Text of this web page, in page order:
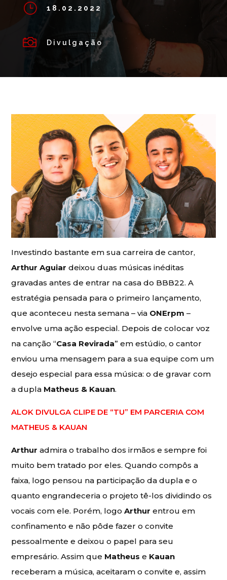
} 18.02.2022
 Divulgação
Investindo bastante em sua carreira de cantor,
Arthur Aguiar deixou duas músicas inéditas
gravadas antes de entrar na casa do BBB22. A
estratégia pensada para o primeiro lançamento,
que aconteceu nesta semana – via ONErpm –
envolve uma ação especial. Depois de colocar voz
na canção “Casa Revirada” em estúdio, o cantor
enviou uma mensagem para a sua equipe com um
desejo especial para essa música: o de gravar com
a dupla Matheus & Kauan.
ALOK DIVULGA CLIPE DE “TU” EM PARCERIA COM
MATHEUS & KAUAN
Arthur admira o trabalho dos irmãos e sempre foi
muito bem tratado por eles. Quando compôs a
faixa, logo pensou na participação da dupla e o
quanto engrandeceria o projeto tê-los dividindo os
vocais com ele. Porém, logoArthur entrou em
confinamento e não pôde fazer o convite
pessoalmente e deixou o papel para seu
empresário. Assim que Matheuse Kauan
receberam a música, aceitaram o convite e, assim